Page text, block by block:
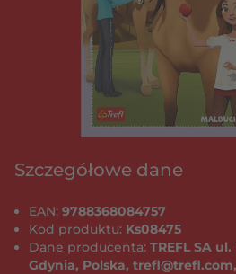
Szczegółowe dane
EAN: 9788368084757
Kod produktu: Ks08475
Dane producenta: TREFL SA
Gdynia, Polska,